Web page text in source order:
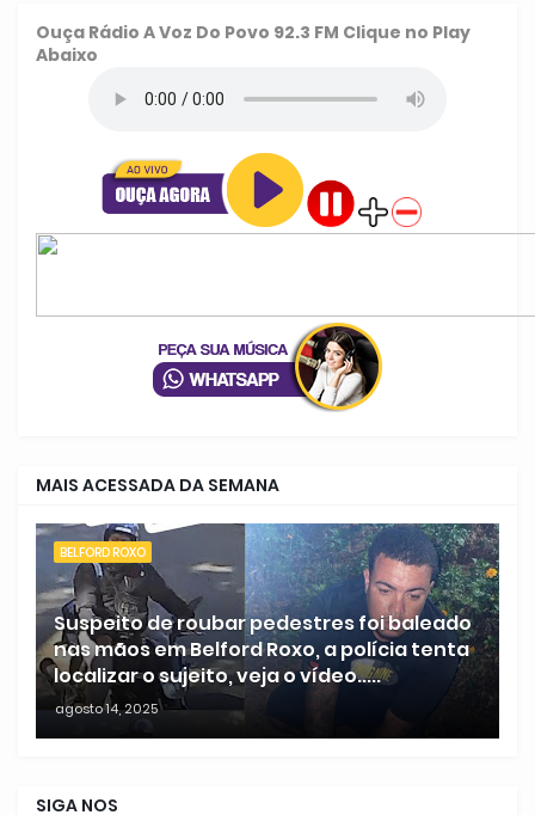
Ouça Rádio A Voz Do Povo 92.3 FM Clique no Play
Abaixo
MAIS ACESSADA DA SEMANA
BELFORD ROXO
Suspeito de roubar pedestres foi baleado
nas mãos em Belford Roxo, a polícia tenta
localizar o sujeito, veja o vídeo.....
agosto 14, 2025
SIGA NOS